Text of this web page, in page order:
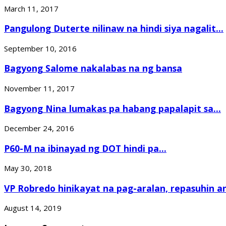
March 11, 2017
Pangulong Duterte nilinaw na hindi siya nagalit...
September 10, 2016
Bagyong Salome nakalabas na ng bansa
November 11, 2017
Bagyong Nina lumakas pa habang papalapit sa...
December 24, 2016
P60-M na ibinayad ng DOT hindi pa...
May 30, 2018
VP Robredo hinikayat na pag-aralan, repasuhin
August 14, 2019